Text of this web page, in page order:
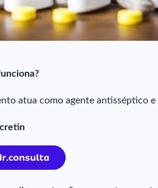
atua como agente antisséptico